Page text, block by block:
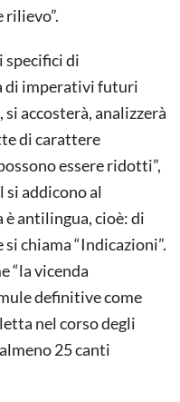
specifici di
di imperativi futuri
accosterà, analizzerà
di carattere
essere ridotti”,
si addicono al
antilingua, cioè: di
chiama “Indicazioni”.
“la vicenda
definitive come
nel corso degli
25 canti